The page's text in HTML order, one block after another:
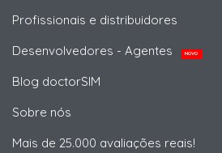
Profissionais e distribuidores
Desenvolvedores - Agentes
NOVO
Blog doctorSIM
Sobre nós
Mais de 25.000 avaliações reais!